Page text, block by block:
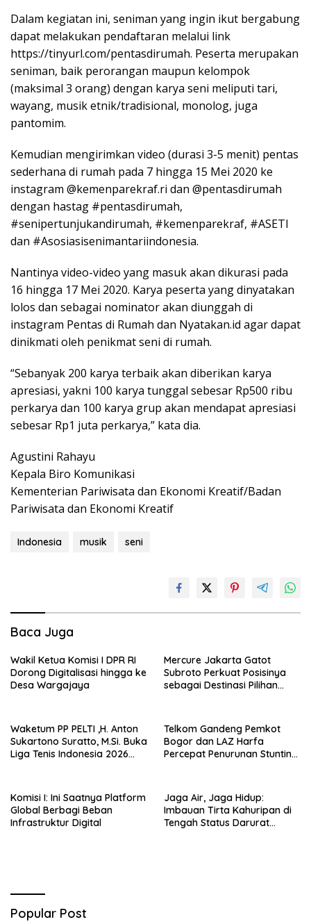
Dalam kegiatan ini, seniman yang ingin ikut bergabung
dapat melakukan pendaftaran melalui link
https://tinyurl.com/pentasdirumah. Peserta merupakan
seniman, baik perorangan maupun kelompok
(maksimal 3 orang) dengan karya seni meliputi tari,
wayang, musik etnik/tradisional, monolog, juga
pantomim.
Kemudian mengirimkan video (durasi 3-5 menit) pentas
sederhana di rumah pada 7 hingga 15 Mei 2020 ke
instagram @kemenparekraf.ri dan @pentasdirumah
dengan hastag #pentasdirumah,
#senipertunjukandirumah, #kemenparekraf, #ASETI
dan #Asosiasisenimantariindonesia.
Nantinya video-video yang masuk akan dikurasi pada
16 hingga 17 Mei 2020. Karya peserta yang dinyatakan
lolos dan sebagai nominator akan diunggah di
instagram Pentas di Rumah dan Nyatakan.id agar dapat
dinikmati oleh penikmat seni di rumah.
“Sebanyak 200 karya terbaik akan diberikan karya
apresiasi, yakni 100 karya tunggal sebesar Rp500 ribu
perkarya dan 100 karya grup akan mendapat apresiasi
sebesar Rp1 juta perkarya,” kata dia.
Agustini Rahayu
Kepala Biro Komunikasi
Kementerian Pariwisata dan Ekonomi Kreatif/Badan
Pariwisata dan Ekonomi Kreatif
Indonesia musik seni
Baca Juga
Wakil Ketua Komisi I DPR RI
Dorong Digitalisasi hingga ke
Desa Wargajaya
Mercure Jakarta Gatot
Subroto Perkuat Posisinya
sebagai Destinasi Pilihan
Jakarta Selatan
Waketum PP PELTI ,H. Anton
Sukartono Suratto, M.Si. Buka
Liga Tenis Indonesia 2026
Telkom Gandeng Pemkot
Bogor dan LAZ Harfa
Percepat Penurunan Stunting
Komisi I: Ini Saatnya Platform
Global Berbagi Beban
Infrastruktur Digital
Jaga Air, Jaga Hidup:
Imbauan Tirta Kahuripan di
Tengah Status Darurat
Popular Post